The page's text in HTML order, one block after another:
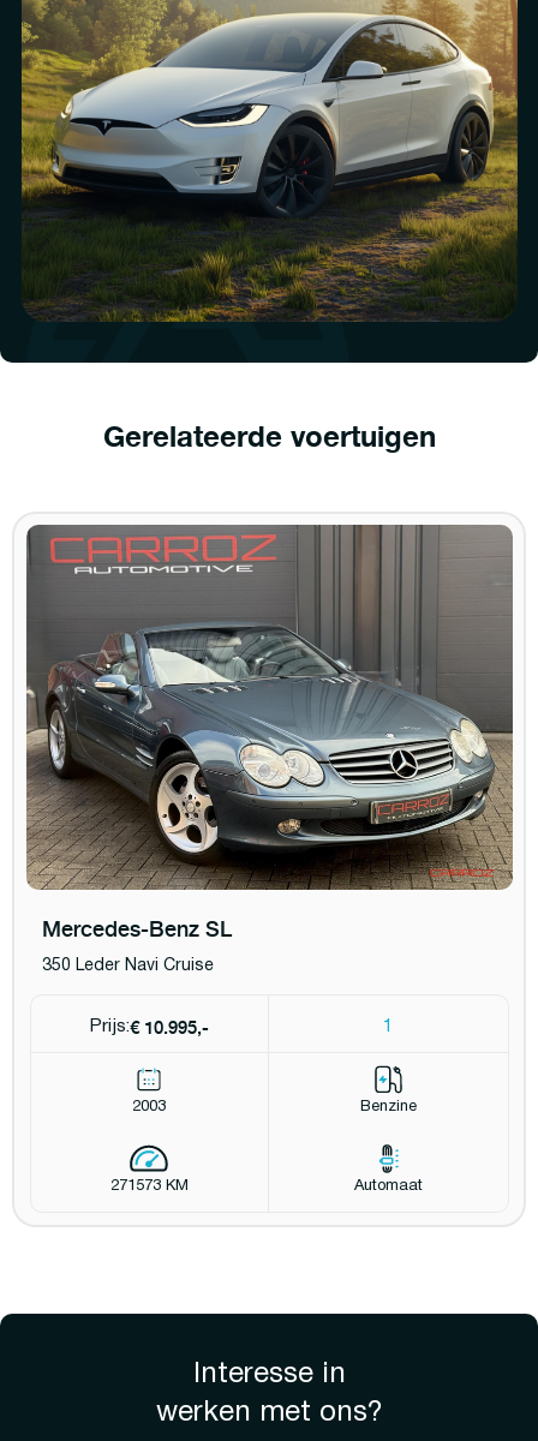
Gerelateerde voertuigen
Mercedes-Benz SL
350 Leder Navi Cruise
Prijs:€ 10.995,- 1
2003 Benzine
271573 KM Automaat
Interesse in
werken met ons?